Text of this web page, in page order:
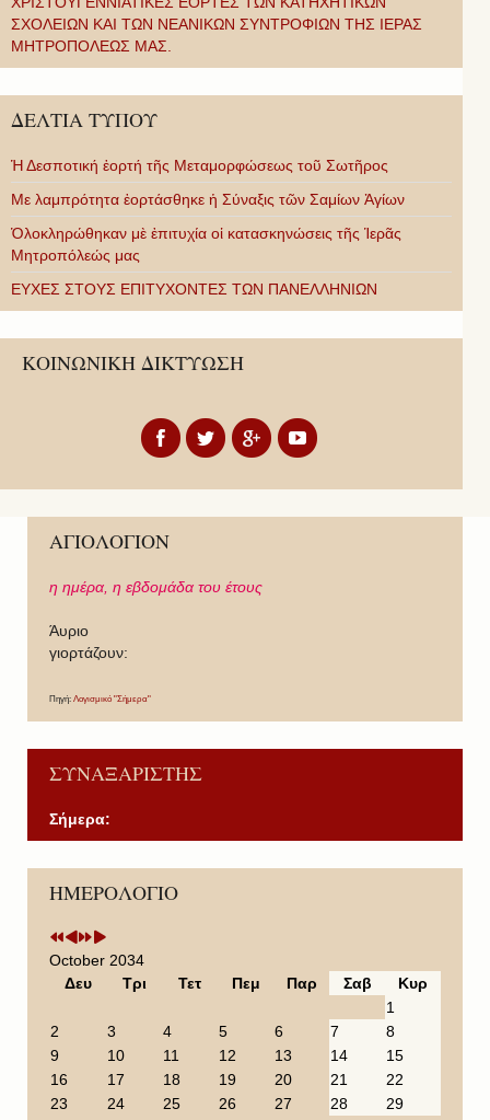
ΣΧΟΛΕΙΩΝ ΚΑΙ ΤΩΝ ΝΕΑΝΙΚΩΝ ΣΥΝΤΡΟΦΙΩΝ ΤΗΣ ΙΕΡΑΣ
ΜΗΤΡΟΠΟΛΕΩΣ ΜΑΣ.
ΔΕΛΤΙΑ ΤΥΠΟΥ
Ἡ Δεσποτική ἑορτή τῆς Μεταμορφώσεως τοῦ Σωτῆρος
Με λαμπρότητα ἑορτάσθηκε ἡ Σύναξις τῶν Σαμίων Ἁγίων
Ὁλοκληρώθηκαν μὲ ἐπιτυχία οἱ κατασκηνώσεις τῆς Ἱερᾶς
Μητροπόλεώς μας
ΕΥΧΕΣ ΣΤΟΥΣ ΕΠΙΤΥΧΟΝΤΕΣ ΤΩΝ ΠΑΝΕΛΛΗΝΙΩΝ
ΚΟΙΝΩΝΙΚΗ ΔΙΚΤΥΩΣΗ
ΑΓΙΟΛΟΓΙΟΝ
η ημέρα, η εβδομάδα του έτους
Άυριο
γιορτάζουν:
Πηγή: Λογισμικό "Σήμερα"
ΣΥΝΑΞΑΡΙΣΤΗΣ
Σήμερα:
ΗΜΕΡΟΛΟΓΙΟ
P
r
v
i
e
a
r
P
r
v
i
o
n
t
N
e
t
Y
e
N
e
t
M
October 2034
Δευ
Τρι Τετ Πεμ Παρ Σαβ
Κυρ
1
2
3 4 5 6 7
8
9
10 11 12 13 14
15
16
17 18 19 20 21
22
23
24 25 26 27 28
29